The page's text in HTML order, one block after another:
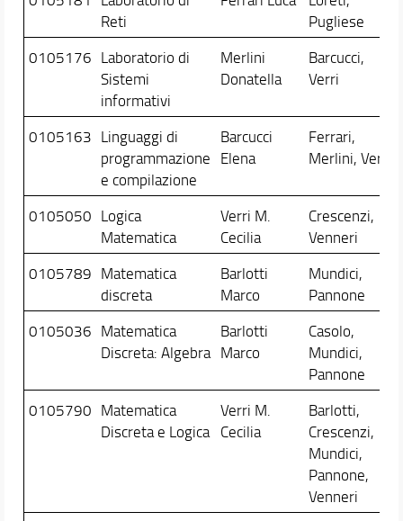
Reti
Pugliese
0105176 Laboratorio di
Sistemi
informativi
Merlini
Donatella
Barcucci,
Verri
0105163 Linguaggi di
programmazione
e compilazione
Barcucci
Elena
Ferrari,
Merlini, Verri
0105050 Logica
Matematica
Verri M.
Cecilia
Crescenzi,
Venneri
0105789 Matematica
discreta
Barlotti
Marco
Mundici,
Pannone
0105036 Matematica
Discreta: Algebra
Barlotti
Marco
Casolo,
Mundici,
Pannone
0105790 Matematica
Discreta e Logica
Verri M.
Cecilia
Barlotti,
Crescenzi,
Mundici,
Pannone,
Venneri